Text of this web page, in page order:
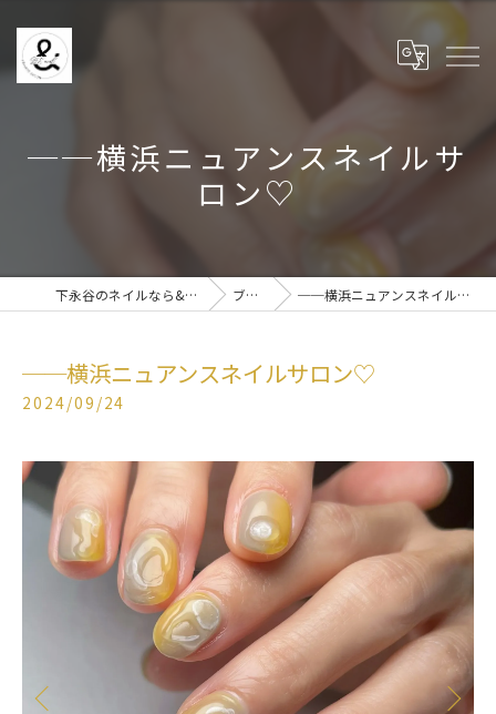
──横浜ニュアンスネイルサ
ロン♡
下永谷のネイルなら& BE nail ブログ ──横浜ニュアンスネイルサロン♡
──横浜ニュアンスネイルサロン♡
2024/09/24